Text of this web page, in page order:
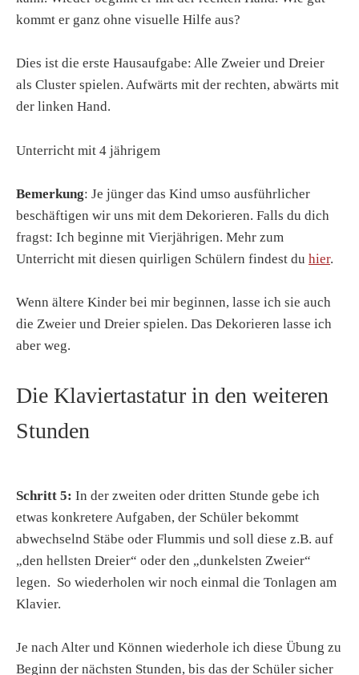
kommt er ganz ohne visuelle Hilfe aus?
Dies ist die erste Hausaufgabe: Alle Zweier und Dreier
als Cluster spielen. Aufwärts mit der rechten, abwärts mit
der linken Hand.
Unterricht mit 4 jährigem
Bemerkung: Je jünger das Kind umso ausführlicher
beschäftigen wir uns mit dem Dekorieren. Falls du dich
fragst: Ich beginne mit Vierjährigen. Mehr zum
Unterricht mit diesen quirligen Schülern findest du hier.
Wenn ältere Kinder bei mir beginnen, lasse ich sie auch
die Zweier und Dreier spielen. Das Dekorieren lasse ich
aber weg.
Die Klaviertastatur in den weiteren
Stunden
Schritt 5: In der zweiten oder dritten Stunde gebe ich
etwas konkretere Aufgaben, der Schüler bekommt
abwechselnd Stäbe oder Flummis und soll diese z.B. auf
„den hellsten Dreier“ oder den „dunkelsten Zweier“
legen. So wiederholen wir noch einmal die Tonlagen am
Klavier.
Je nach Alter und Können wiederhole ich diese Übung zu
Beginn der nächsten Stunden, bis das der Schüler sicher